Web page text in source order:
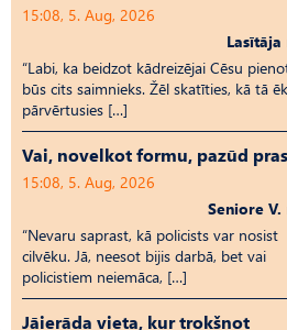
15:08, 5. Aug, 2026
Lasītāja
“Labi, ka beidzot kādreizējai Cēsu
būs cits saimnieks. Žēl skatīties, kā tā
pārvērtusies […]
Vai, novelkot formu, pazūd
15:08, 5. Aug, 2026
Seniore V.
“Nevaru saprast, kā policists var nosist
cilvēku. Jā, neesot bijis darbā, bet vai
policistiem neiemāca, […]
Jāierāda vieta, kur trokšņot